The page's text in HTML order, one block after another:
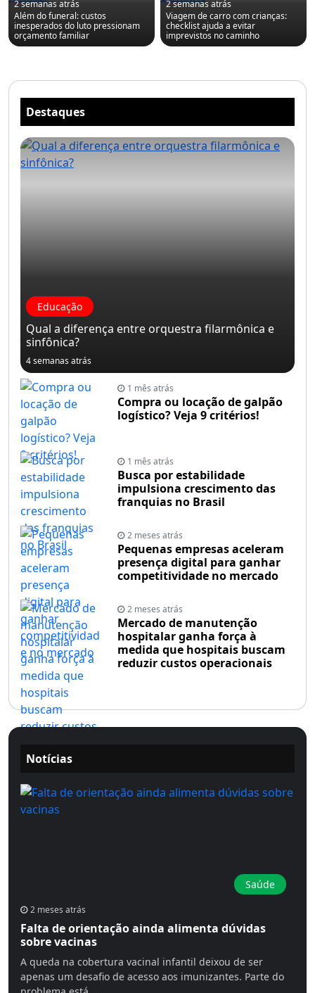
2 semanas atrás
Além do funeral: custos
inesperados do luto pressionam
orçamento familiar
2 semanas atrás
Viagem de carro com crianças:
checklist ajuda a evitar
imprevistos no caminho
Destaques
Educação
Qual a diferença entre orquestra filarmônica e
sinfônica?
4 semanas atrás
1 mês atrás
Compra ou locação de galpão
logístico? Veja 9 critérios!
1 mês atrás
Busca por estabilidade
impulsiona crescimento das
franquias no Brasil
2 meses atrás
Pequenas empresas aceleram
presença digital para ganhar
competitividade no mercado
2 meses atrás
Mercado de manutenção
hospitalar ganha força à
medida que hospitais buscam
reduzir custos operacionais
Notícias
Saúde
2 meses atrás
Falta de orientação ainda alimenta dúvidas
sobre vacinas
A queda na cobertura vacinal infantil deixou de ser
apenas um desafio de acesso aos imunizantes. Parte do